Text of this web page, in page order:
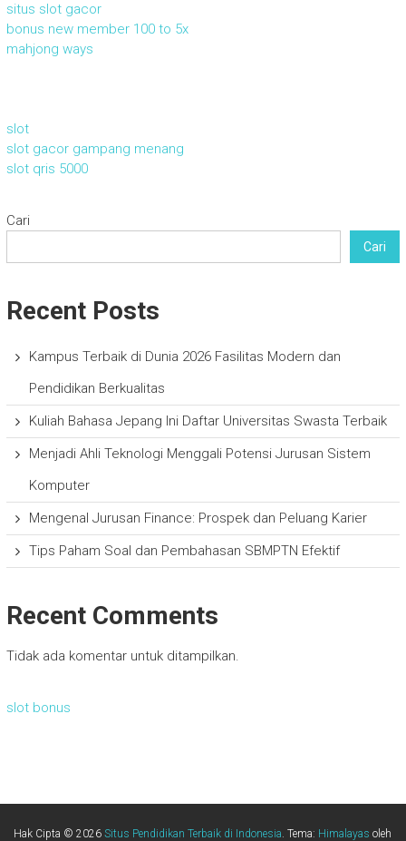
situs slot gacor
bonus new member 100 to 5x
mahjong ways
slot
slot gacor gampang menang
slot qris 5000
Cari
Cari
Recent Posts
Kampus Terbaik di Dunia 2026 Fasilitas Modern dan
Pendidikan Berkualitas
Kuliah Bahasa Jepang Ini Daftar Universitas Swasta Terbaik
Menjadi Ahli Teknologi Menggali Potensi Jurusan Sistem
Komputer
Mengenal Jurusan Finance: Prospek dan Peluang Karier
Tips Paham Soal dan Pembahasan SBMPTN Efektif
Recent Comments
Tidak ada komentar untuk ditampilkan.
slot bonus
Hak Cipta © 2026Situs Pendidikan Terbaik di Indonesia. Tema: Himalayas oleh